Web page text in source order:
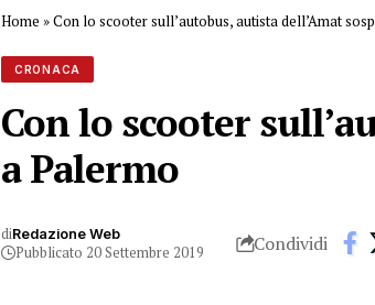
Home »Con lo scooter sull’autobus, autista dell’Amat
CRONACA
Con lo scooter
a Palermo
diRedazione Web
Pubblicato 20 Settembre 2019 Condividi